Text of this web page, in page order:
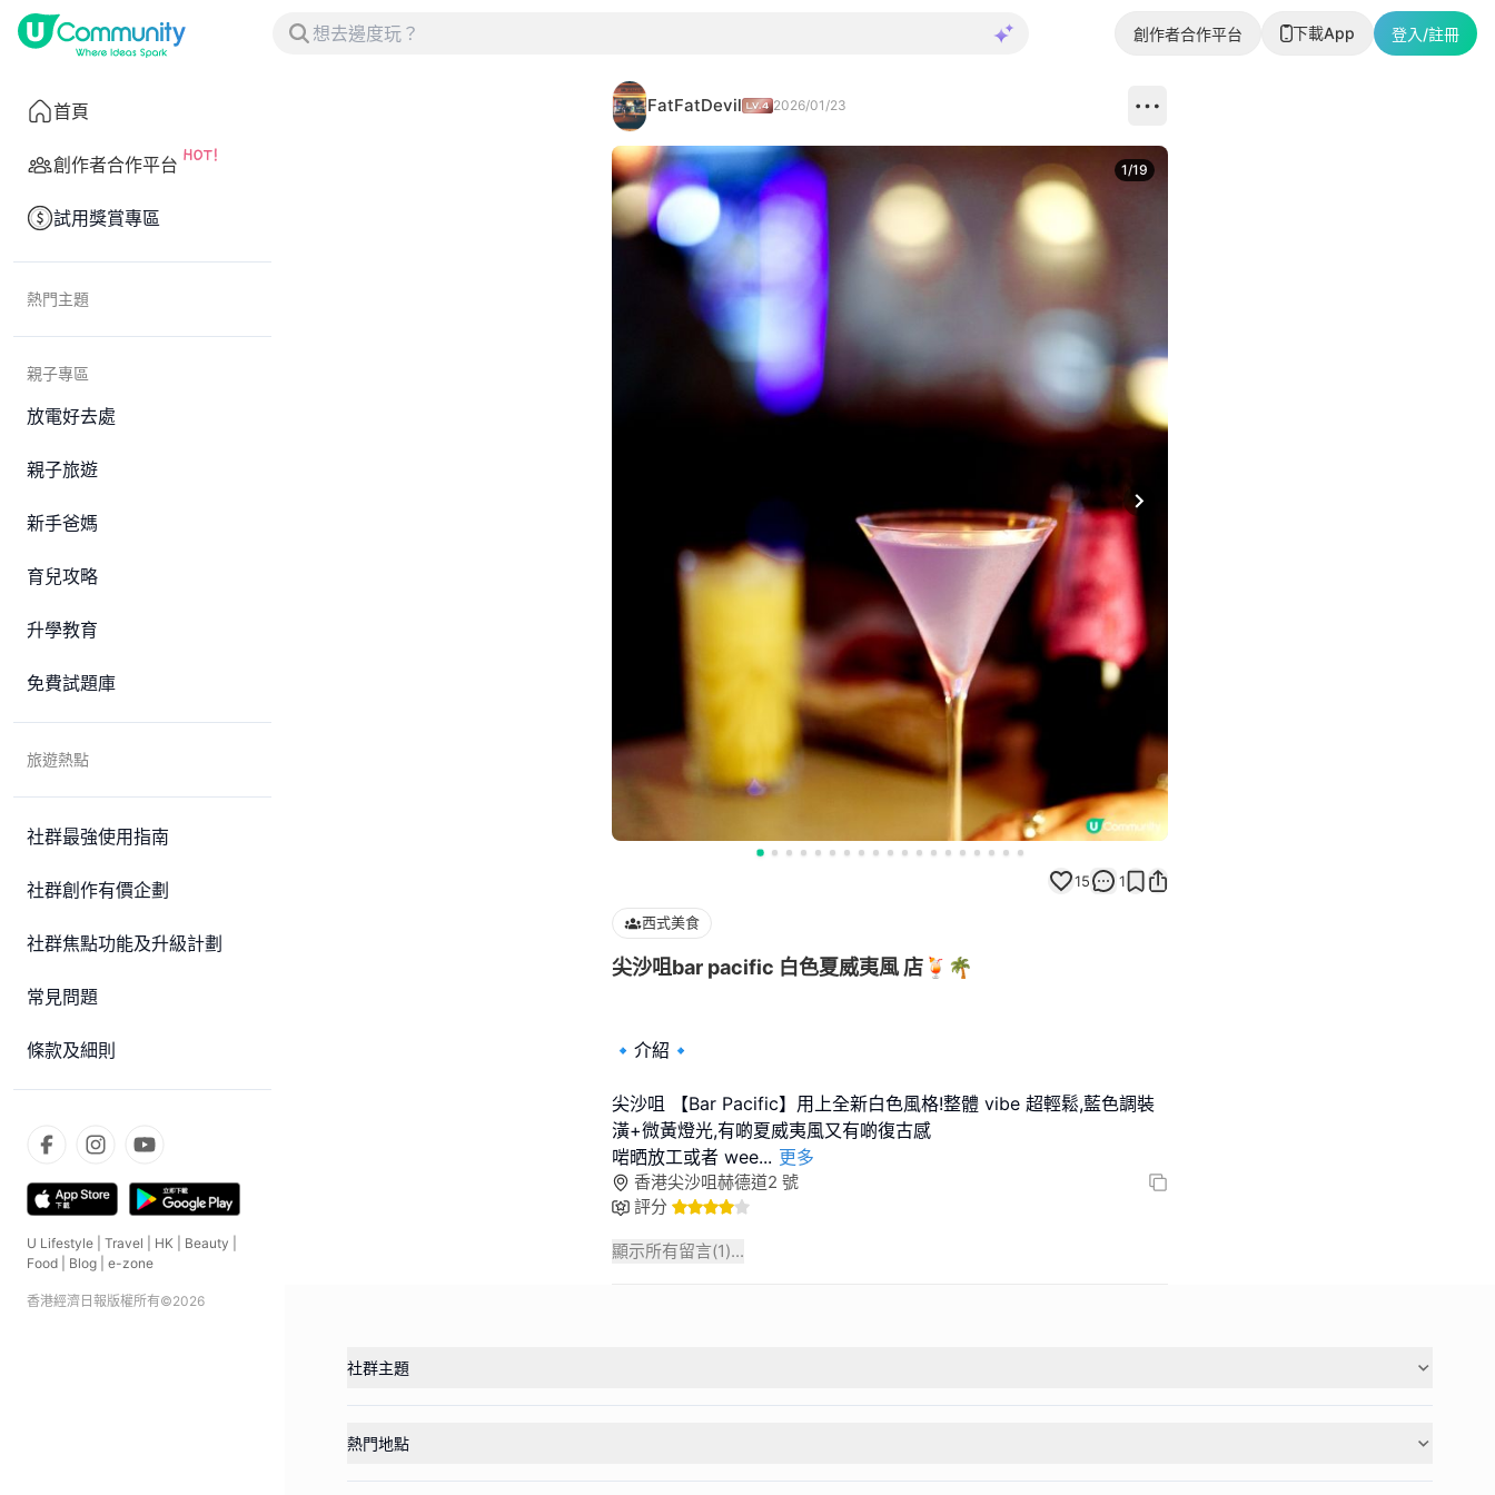
創作者合作平台 下載App 登入/註冊
首頁
創作者合作平台
試用獎賞專區
熱門主題
親子專區
放電好去處
親子旅遊
新手爸媽
育兒攻略
升學教育
免費試題庫
旅遊熱點
社群最強使用指南
社群創作有價企劃
社群焦點功能及升級計劃
常見問題
條款及細則
U Lifestyle Travel HK Beauty
Food
Blog e-zone
香港經濟日報版權所有©2026
FatFatDevil 2026/01/23
Next slide
1/19
15 1
西式美食
尖沙咀bar pacific 白色夏威夷風 店🍹🌴
🔹介紹🔹
尖沙咀 【Bar Pacific】用上全新白色風格!整體 vibe 超輕鬆,藍色調裝
潢+微黃燈光,有啲夏威夷風又有啲復古感
啱晒放工或者 wee... 更多
香港尖沙咀赫德道2 號
評分
顯示所有留言(1)...
社群主題
熱門地點